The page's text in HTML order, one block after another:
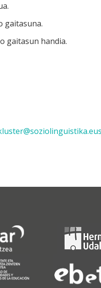
gaitasuna.
gaitasun handia.